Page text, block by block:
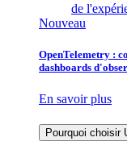
de
Nouveau
OpenTelemetry :
dashboards
En savoir plus
Pourquoi choisir